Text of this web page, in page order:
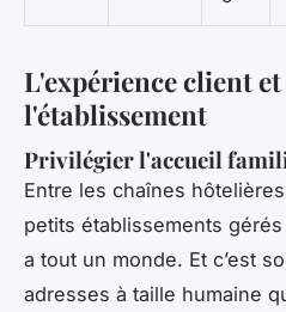
L'expérience client
l'établissement
Privilégier l'accueil
Entre les chaînes
petits établissements
a tout un monde. Et c’est
adresses à taille humaine